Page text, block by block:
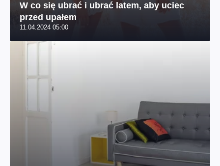
W co się ubrać i ubrać latem, aby uciec
przed upałem
11.04.2024 05:00